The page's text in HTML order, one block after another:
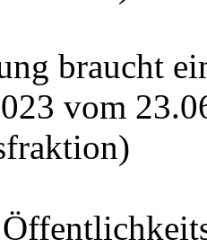
braucht
vom